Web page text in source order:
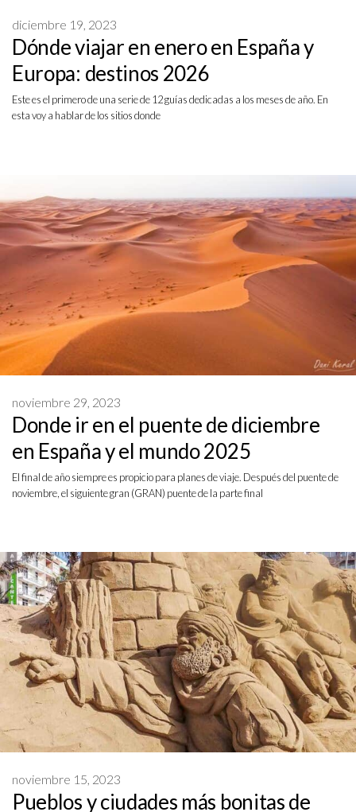
Dónde viajar en enero en España y
Europa: destinos 2026
diciembre 19, 2023
Este es el primero de una serie de 12 guías dedicadas a los meses de año. En
esta voy a hablar de los sitios donde
Donde ir en el puente de diciembre
en España y el mundo 2025
noviembre 29, 2023
El final de año siempre es propicio para planes de viaje. Después del puente de
noviembre, el siguiente gran (GRAN) puente de la parte final
Pueblos y ciudades más bonitas de
noviembre 15, 2023